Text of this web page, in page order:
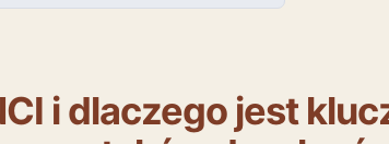
i dlaczego jest